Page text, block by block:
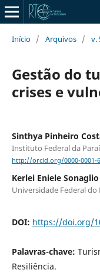
Início / Arquivos / v.
Gestão do
crises e
Sinthya Pinheiro
Instituto Federal da
http://orcid.org/0000-0001-
Kerlei Eniele Sonaglio
Universidade Federal
DOI: https://doi.org/
Palavras-chave:
Resiliência.